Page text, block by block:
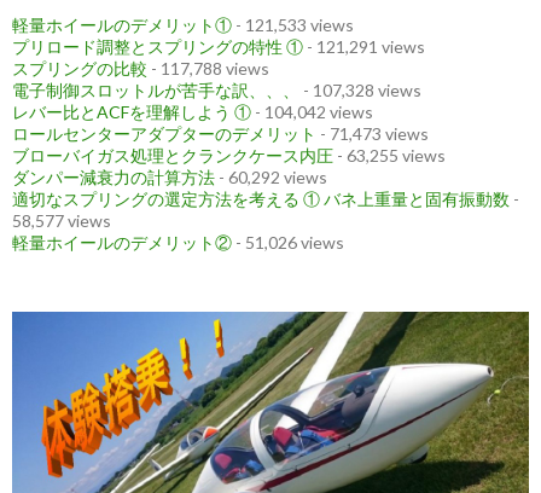
軽量ホイールのデメリット① - 121,533 views
プリロード調整とスプリングの特性 ① - 121,291 views
スプリングの比較 - 117,788 views
電子制御スロットルが苦手な訳、、、
- 107,328 views
レバー比とACFを理解しよう ① - 104,042 views
ロールセンターアダプターのデメリット - 71,473 views
ブローバイガス処理とクランクケース内圧 - 63,255 views
ダンパー減衰力の計算方法 - 60,292 views
適切なスプリングの選定方法を考える ① バネ上重量と固有振動数 -
58,577 views
軽量ホイールのデメリット② - 51,026 views